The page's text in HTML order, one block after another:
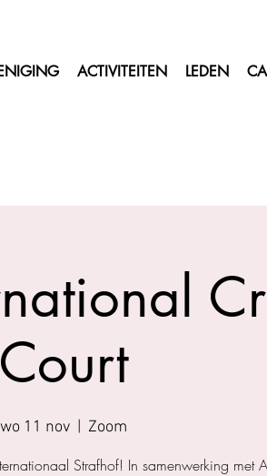
ACTIVITEITEN LEDEN
Court
wo 11 nov Zoom
Strafhof! In samenwerking met